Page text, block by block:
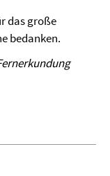
das große
bedanken.